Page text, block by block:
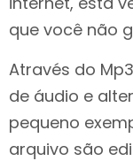
que você não
Através do
de áudio e
pequeno
arquivo são